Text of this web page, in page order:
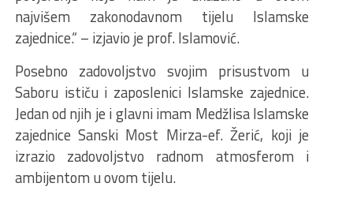
najvišem zakonodavnom tijelu Islamske
zajednice.“ – izjavio je prof. Islamović.
Posebno zadovoljstvo svojim prisustvom u
Saboru ističu i zaposlenici Islamske zajednice.
Jedan od njih je i glavni imam Medžlisa Islamske
zajednice Sanski Most Mirza-ef. Žerić, koji je
izrazio zadovoljstvo radnom atmosferom i
ambijentom u ovom tijelu.